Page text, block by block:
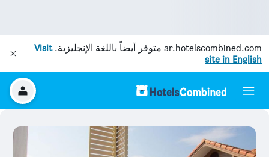
ar.hotelscombined.com متوفر أيضاً باللغة الإنجليزية.Visit
site in English